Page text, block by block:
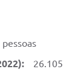
26.105